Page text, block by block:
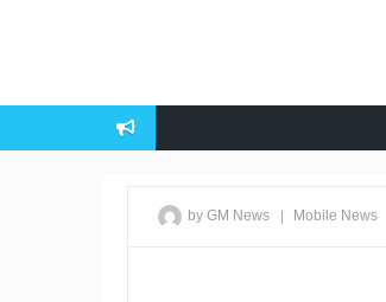
by GM News | Mobile News